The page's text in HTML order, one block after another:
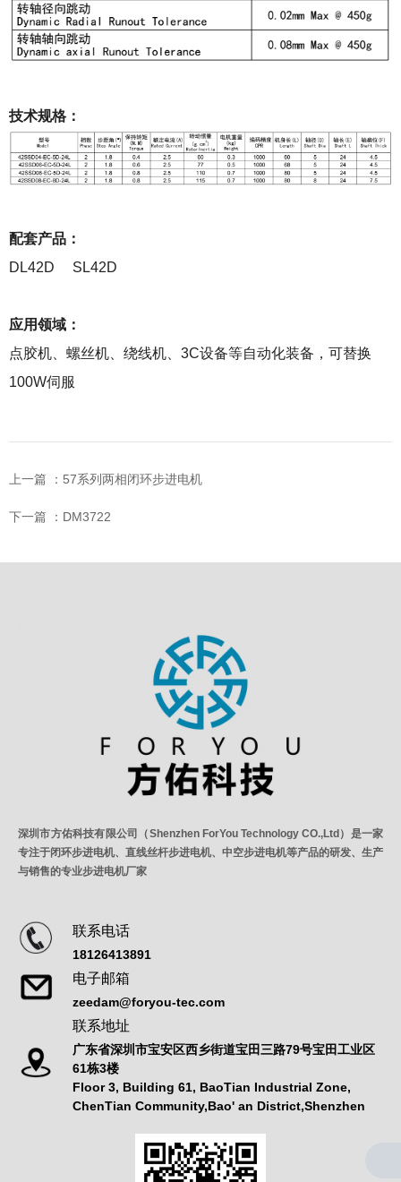
技术规格：
配套产品：
DL42D SL42D
应用领域：
点胶机、螺丝机、绕线机、3C设备等自动化装备，可替换
100W伺服
上一篇 ： 57系列两相闭环步进电机
下一篇 ： DM3722
深圳市方佑科技有限公司（Shenzhen ForYou Technology CO.,Ltd）是一家
专注于闭环步进电机、直线丝杆步进电机、中空步进电机等产品的研发、生产
与销售的专业步进电机厂家
联系电话
18126413891
电子邮箱
zeedam@foryou-tec.com
联系地址
广东省深圳市宝安区西乡街道宝田三路79号宝田工业区
61栋3楼
Floor 3, Building 61, BaoTian Industrial Zone,
ChenTian Community,Bao' an District,Shenzhen